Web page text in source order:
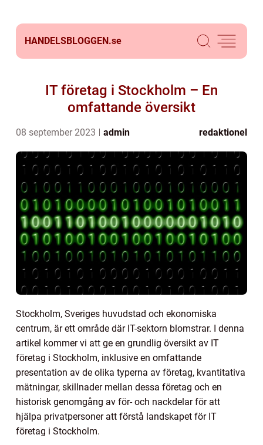
HANDELSBLOGGEN.se
IT företag i Stockholm – En
omfattande översikt
08 september 2023 admin redaktionel
Stockholm, Sveriges huvudstad och ekonomiska
centrum, är ett område där IT-sektorn blomstrar. I denna
artikel kommer vi att ge en grundlig översikt av IT
företag i Stockholm, inklusive en omfattande
presentation av de olika typerna av företag, kvantitativa
mätningar, skillnader mellan dessa företag och en
historisk genomgång av för- och nackdelar för att
hjälpa privatpersoner att förstå landskapet för IT
företag i Stockholm.